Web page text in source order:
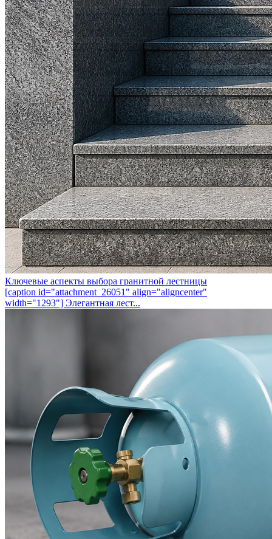
Ключевые аспекты выбора гранитной лестницы
[caption id="attachment_26051" align="aligncenter"
width="1293"] Элегантная лест...